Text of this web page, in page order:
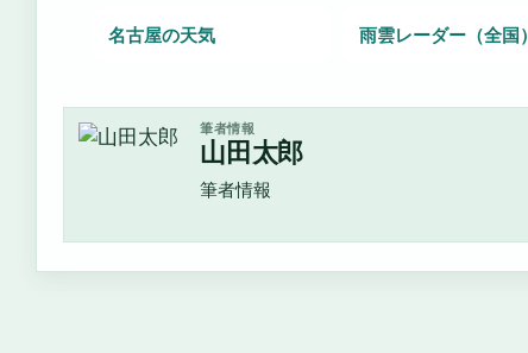
名古屋の天気 雨雲レーダー（全国）
筆者情報
山田太郎
筆者情報